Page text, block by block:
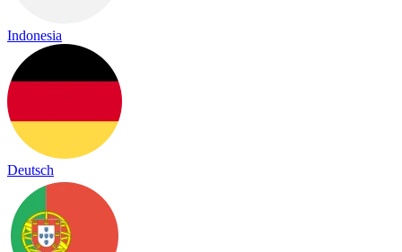
Indonesia
Deutsch